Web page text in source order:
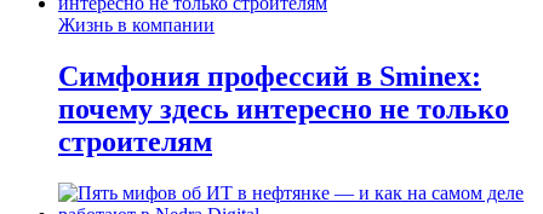
Жизнь в компании
Симфония профессий в Sminex:
почему здесь интересно не только
строителям